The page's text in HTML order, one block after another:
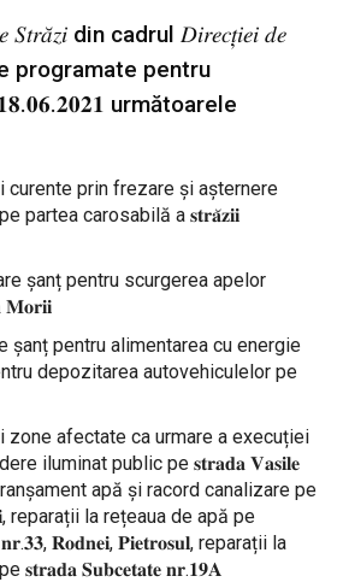
𝑆𝑡𝑟𝑎̆𝑧𝑖 din cadrul 𝐷𝑖𝑟𝑒𝑐𝑡̦𝑖𝑒𝑖 𝑑𝑒
programate pentru
următoarele
curente prin frezare și așternere
partea carosabilă a 𝐬𝐭𝐫𝐚̆𝐳𝐢𝐢
șanț pentru scurgerea apelor
șanț pentru alimentarea cu energie
depozitarea autovehiculelor pe
zone afectate ca urmare a execuției
iluminat public pe 𝐬𝐭𝐫𝐚𝐝𝐚 𝐕𝐚𝐬𝐢𝐥𝐞
apă și racord canalizare pe
reparații la rețeaua de apă pe
𝐑𝐨𝐝𝐧𝐞𝐢, 𝐏𝐢𝐞𝐭𝐫𝐨𝐬𝐮𝐥, reparații la
𝐬𝐭𝐫𝐚𝐝𝐚 𝐒𝐮𝐛𝐜𝐞𝐭𝐚𝐭𝐞 𝐧𝐫.𝟏𝟗𝐀